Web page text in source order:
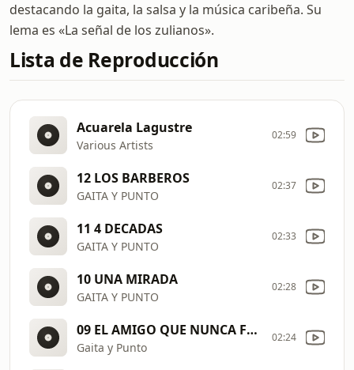
destacando la gaita, la salsa y la música caribeña. Su
lema es «La señal de los zulianos».
Lista de Reproducción
Acuarela Lagustre
Various Artists
02:59
12 LOS BARBEROS
GAITA Y PUNTO
02:37
11 4 DECADAS
GAITA Y PUNTO
02:33
10 UNA MIRADA
GAITA Y PUNTO
02:28
09 EL AMIGO QUE NUNCA FALLA
Gaita y Punto
02:24